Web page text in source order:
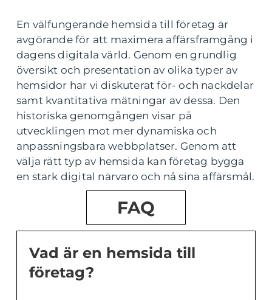
En välfungerande hemsida till företag är
avgörande för att maximera affärsframgång i
dagens digitala värld. Genom en grundlig
översikt och presentation av olika typer av
hemsidor har vi diskuterat för- och nackdelar
samt kvantitativa mätningar av dessa. Den
historiska genomgången visar på
utvecklingen mot mer dynamiska och
anpassningsbara webbplatser. Genom att
välja rätt typ av hemsida kan företag bygga
en stark digital närvaro och nå sina affärsmål.
FAQ
Vad är en hemsida till
företag?